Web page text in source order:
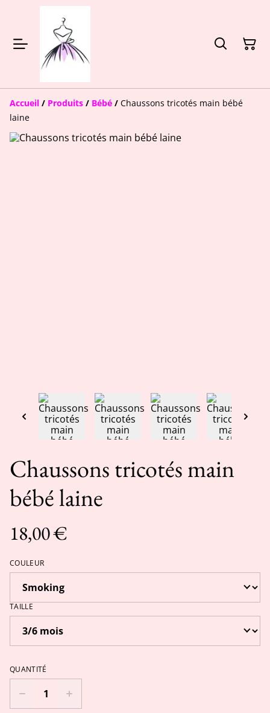
Accueil / Produits / Bébé / Chaussons tricotés main bébé
laine
Chaussons tricotés main
bébé laine
18,00 €
COULEUR
TAILLE
QUANTITÉ